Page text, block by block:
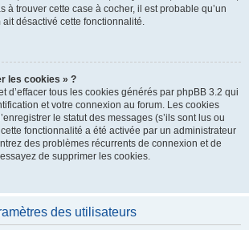
à trouver cette case à cocher, il est probable qu’un
désactivé cette fonctionnalité.
les cookies » ?
d’effacer tous les cookies générés par phpBB 3.2 qui
et votre connexion au forum. Les cookies
le statut des messages (s’ils sont lus ou
fonctionnalité a été activée par un administrateur
des problèmes récurrents de connexion et de
de supprimer les cookies.
des utilisateurs